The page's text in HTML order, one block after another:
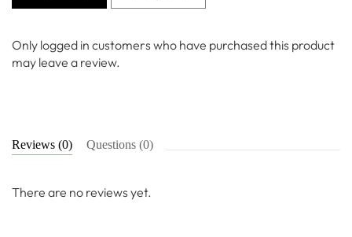
Only logged in customers who have purchased this product
may leave a review.
Reviews (0) Questions (0)
There are no reviews yet.